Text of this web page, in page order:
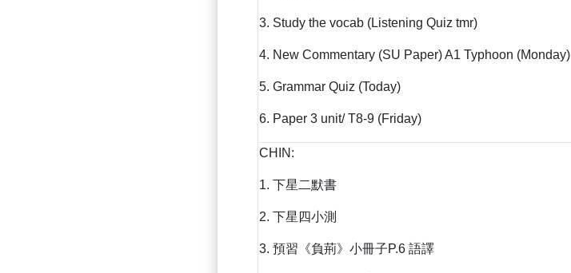
3. Study the vocab (Listening Quiz tmr)
4. New Commentary (SU Paper) A1 Typhoon (Monday)
5. Grammar Quiz (Today)
6. Paper 3 unit/ T8-9 (Friday)
CHIN:
1. 下星二默書
2. 下星四小測
3. 預習《負荊》小冊子P.6 語譯